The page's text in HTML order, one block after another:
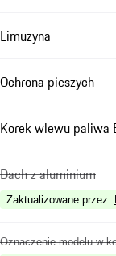
Limuzyna
Ochrona pieszych
Korek wlewu paliwa
Dach z aluminium
Zaktualizowane przez:
Oznaczenie modelu w